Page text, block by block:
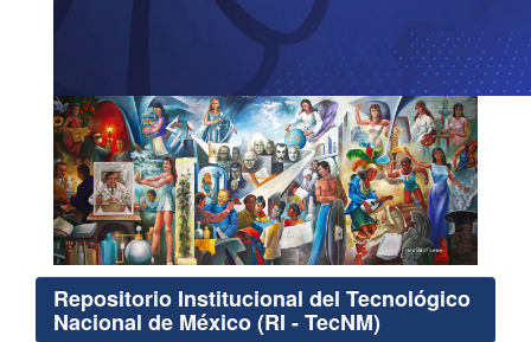
Repositorio Institucional del Tecnológico
Nacional de México (RI - TecNM)